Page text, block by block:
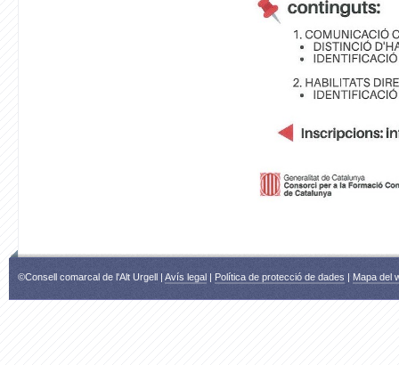
©Consell comarcal de l'Alt Urgell | Avís legal | Política de protecció de dades | Mapa del